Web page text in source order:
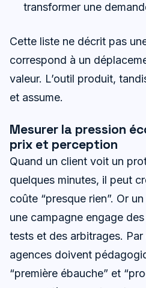
transformer une
Cette liste ne décrit pas
correspond à un
valeur. L’outil produit,
et assume.
Mesurer la pression
prix et perception
Quand un client voit un
quelques minutes, il peut
coûte “presque rien”. Or
une campagne engage
tests et des arbitrages.
agences doivent
“première ébauche” et